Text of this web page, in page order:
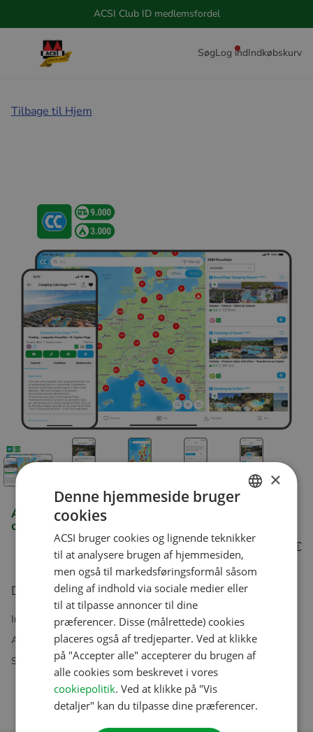
ACSI Club ID medlemsfordel
SøgLog indIndkøbskurv
Tilbage til Hjem
App CampingCard ACSI 2026 (campingpladser
og autocamperpladser)
10.98 €
Dette produkt kan ikke købes direkte.
Inkl. moms. Ekskl. forsendelsesomkostninger
Abonnementer udelukkende tilgængelige i vores webshop
Spørgsmål? Vores kundeservice hjælper dig gerne
ENGLISH
GERMAN
DANISH
SPANISH
×
Denne hjemmeside bruger
cookies
ACSI bruger cookies og lignende teknikker
til at analysere brugen af hjemmesiden,
men også til markedsføringsformål såsom
deling af indhold via sociale medier eller
til at tilpasse annoncer til dine
præferencer. Disse (målrettede) cookies
placeres også af tredjeparter. Ved at klikke
på "Accepter alle" accepterer du brugen af
alle cookies som beskrevet i vores
cookiepolitik. Ved at klikke på "Vis
detaljer" kan du tilpasse dine præferencer.